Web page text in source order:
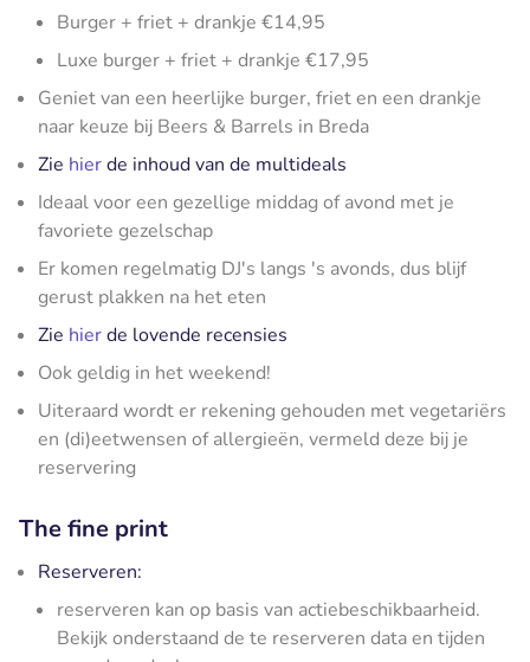
Burger + friet + drankje €14,95
Luxe burger + friet + drankje €17,95
Geniet van een heerlijke burger, friet en een drankje
naar keuze bij Beers & Barrels in Breda
Zie hierde inhoud van de multideals
Ideaal voor een gezellige middag of avond met je
favoriete gezelschap
Er komen regelmatig DJ's langs 's avonds, dus blijf
gerust plakken na het eten
Zie hierde lovende recensies
Ook geldig in het weekend!
Uiteraard wordt er rekening gehouden met vegetariërs
en (di)eetwensen of allergieën, vermeld deze bij je
reservering
The fine print
Reserveren:
reserveren kan op basis van actiebeschikbaarheid.
Bekijk onderstaand de te reserveren data en tijden